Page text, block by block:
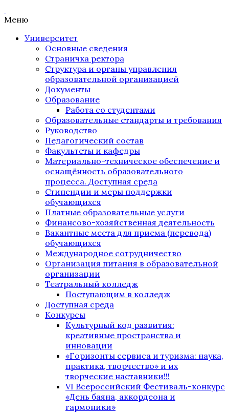
Меню
Университет
Основные сведения
Страничка ректора
Структура и органы управления
образовательной организацией
Документы
Образование
Работа со студентами
Образовательные стандарты и требования
Руководство
Педагогический состав
Факультеты и кафедры
Материально-техническое обеспечение и
оснащённость образовательного
процесса. Доступная среда
Стипендии и меры поддержки
обучающихся
Платные образовательные услуги
Финансово-хозяйственная деятельность
Вакантные места для приема (перевода)
обучающихся
Международное сотрудничество
Организация питания в образовательной
организации
Театральный колледж
Поступающим в колледж
Доступная среда
Конкурсы
Культурный код развития:
креативные пространства и
инновации
«Горизонты сервиса и туризма: наука,
практика, творчество» и их
творческие наставники!!!
VI Всероссийский Фестиваль-конкурс
«День баяна, аккордеона и
гармоники»